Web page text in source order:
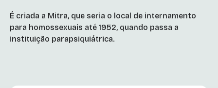
É criada a Mitra, que seria o local de internamento
para homossexuais até 1952, quando passa a
instituição parapsiquiátrica.